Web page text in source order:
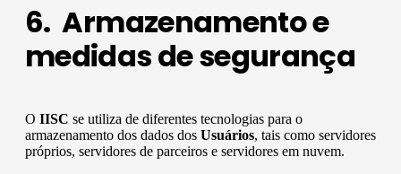
6. Armazenamento e
medidas de segurança
O IISC se utiliza de diferentes tecnologias para o
armazenamento dos dados dos Usuários, tais como servidores
próprios, servidores de parceiros e servidores em nuvem.